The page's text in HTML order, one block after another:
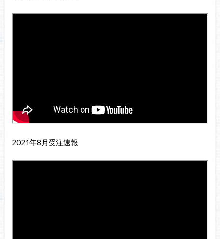
2021年8月受注速報